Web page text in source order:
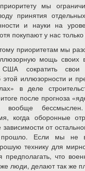
мы
принятия
и науки на
покупают у нас
приоритетам мы
мощь своих
сократить свои
этой иллюзорности и
в деле
после прогноза
вообще
когда оборонные
от
прошло. Если мы не
технику для
предполагать, что
люди, делают так же